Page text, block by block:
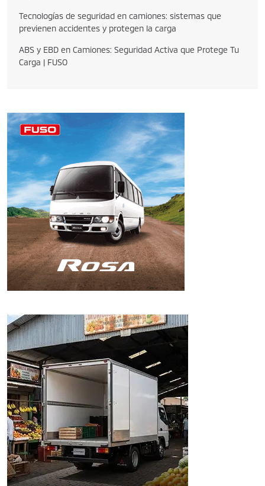
Tecnologías de seguridad en camiones: sistemas que
previenen accidentes y protegen la carga
ABS y EBD en Camiones: Seguridad Activa que Protege Tu
Carga | FUSO